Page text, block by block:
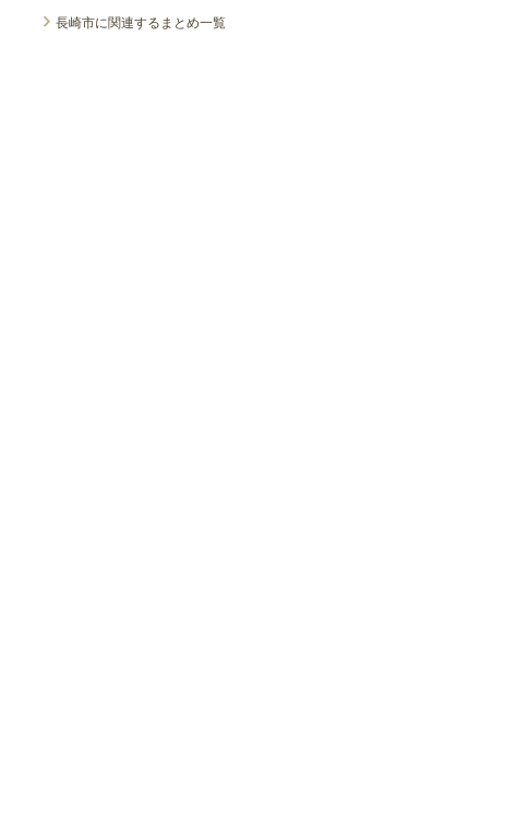
長崎市に関連するまとめ一覧